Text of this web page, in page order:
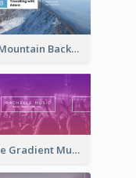
Blue Mountain Background Hiking Vlog YouTube Cannel Art
Purple Gradient Music Photo Music YouTube Channel Art